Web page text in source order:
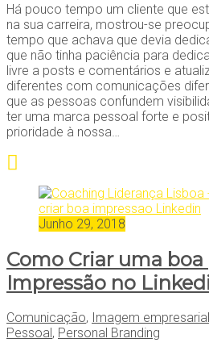
Há pouco tempo um cliente que
na sua carreira, mostrou-se
tempo que achava que devia
que não tinha paciência para
livre a posts e comentários e
diferentes com comunicações
que as pessoas confundem
ter uma marca pessoal forte e
prioridade à nossa…
Junho 29, 2018
Como Criar uma
Impressão no
Comunicação, Imagem empresarial
Pessoal , Personal Branding